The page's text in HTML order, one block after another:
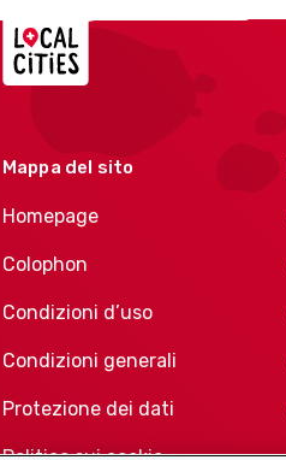
Localcities
Mappa del sito
Homepage
Colophon
Condizioni d’uso
Condizioni generali
Protezione dei dati